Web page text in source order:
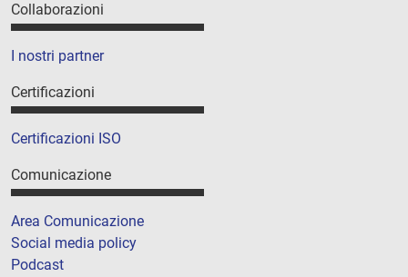
Collaborazioni
I nostri partner
Certificazioni
Certificazioni ISO
Comunicazione
Area Comunicazione
Social media policy
Podcast